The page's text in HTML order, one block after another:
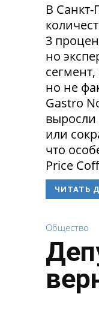
В
3
но
но не
Gastro
выросли
или
что
Price
ЧИТАТЬ
Общество